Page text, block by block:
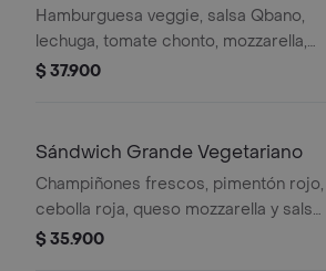
Hamburguesa veggie, salsa Qbano,
lechuga, tomate chonto, mozzarella,
champiñón, cilantro, salsa de queso
$ 37.900
Sándwich Grande Vegetariano
Champiñones frescos, pimentón rojo,
cebolla roja, queso mozzarella y salsa
Qbano.
$ 35.900